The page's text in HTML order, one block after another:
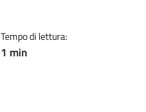
Tempo di lettura:
1 min